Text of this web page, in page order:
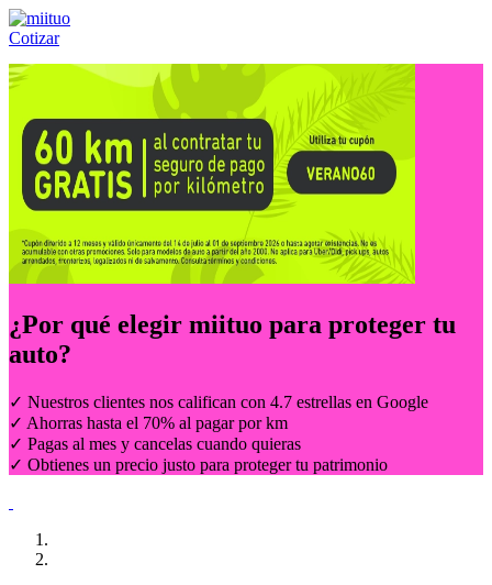
Cotizar
Llámanos al:(55) 84-21-05-00 ó
¿Por qué elegir miituo para proteger tu
auto?
✓ Nuestros clientes nos califican con 4.7 estrellas en Google
✓ Ahorras hasta el 70% al pagar por km
✓ Pagas al mes y cancelas cuando quieras
✓ Obtienes un precio justo para proteger tu patrimonio